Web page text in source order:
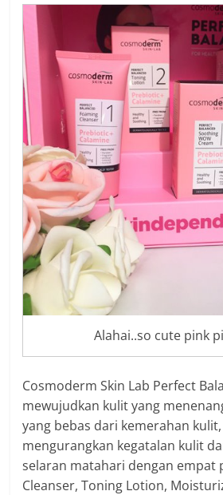
Alahai..so cute pink
Cosmoderm Skin Lab Perfect
mewujudkan kulit yang
yang bebas dari kemerahan
mengurangkan kegatalan kulit
selaran matahari dengan empat
Cleanser, Toning Lotion,